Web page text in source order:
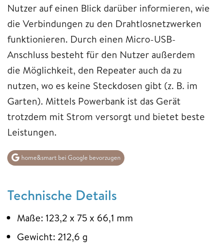
Nutzer auf einen Blick darüber informieren, wie
die Verbindungen zu den Drahtlosnetzwerken
funktionieren. Durch einen Micro-USB-
Anschluss besteht für den Nutzer außerdem
die Möglichkeit, den Repeater auch da zu
nutzen, wo es keine Steckdosen gibt (z. B. im
Garten). Mittels Powerbank ist das Gerät
trotzdem mit Strom versorgt und bietet beste
Leistungen.
home&smart bei Google bevorzugen
Technische Details
Maße: 123,2 x 75 x 66,1 mm
Gewicht: 212,6 g